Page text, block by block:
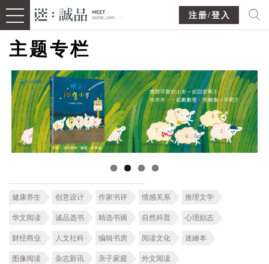
注册/登入
主题专栏
健康养生 创意设计 作家书评 情感关系 推理文学
华文阅读 诚品选书 精选书摘 自然科普 心理励志
财经商业 人文社科 编辑书房 阅读文化 迷繪本
图像阅读 杂志新讯 亲子家庭 外文阅读